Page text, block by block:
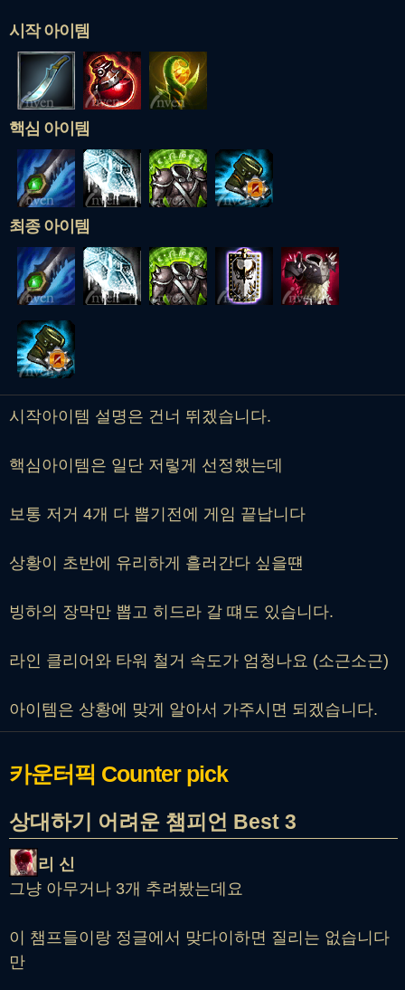
시작 아이템
핵심 아이템
최종 아이템
시작아이템 설명은 건너 뛰겠습니다.
핵심아이템은 일단 저렇게 선정했는데
보통 저거 4개 다 뽑기전에 게임 끝납니다
상황이 초반에 유리하게 흘러간다 싶을떈
빙하의 장막만 뽑고 히드라 갈 떄도 있습니다.
라인 클리어와 타워 철거 속도가 엄청나요 (소근소근)
아이템은 상황에 맞게 알아서 가주시면 되겠습니다.
카운터픽 Counter pick
상대하기 어려운 챔피언 Best 3
리 신
그냥 아무거나 3개 추려봤는데요
이 챔프들이랑 정글에서 맞다이하면 질리는 없습니다
만